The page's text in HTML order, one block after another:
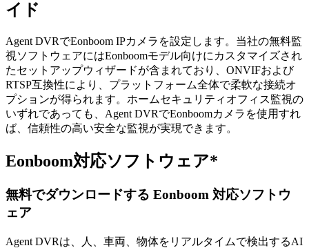
イド
Agent DVRでEonboom IPカメラを設定します。当社の無料監
視ソフトウェアにはEonboomモデル向けにカスタマイズされ
たセットアップウィザードが含まれており、ONVIFおよび
RTSP互換性により、プラットフォーム全体で柔軟な接続オ
プションが得られます。ホームセキュリティオフィス監視の
いずれであっても、Agent DVRでEonboomカメラを使用すれ
ば、信頼性の高い安全な監視が実現できます。
Eonboom対応ソフトウェア*
無料でダウンロードする Eonboom 対応ソフトウ
ェア
Agent DVRは、人、車両、物体をリアルタイムで検出するAI